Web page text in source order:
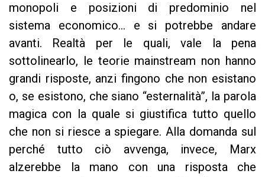
monopoli e posizioni di predominio nel
sistema economico... e si potrebbe andare
avanti. Realtà per le quali, vale la pena
sottolinearlo, le teorie mainstream non hanno
grandi risposte, anzi fingono che non esistano
o, se esistono, che siano “esternalità”, la parola
magica con la quale si giustifica tutto quello
che non si riesce a spiegare. Alla domanda sul
perché tutto ciò avvenga, invece, Marx
alzerebbe la mano con una risposta che